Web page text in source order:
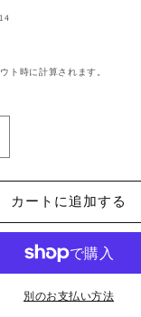
ト時に計算されます。
カートに追加する
別のお支払い方法